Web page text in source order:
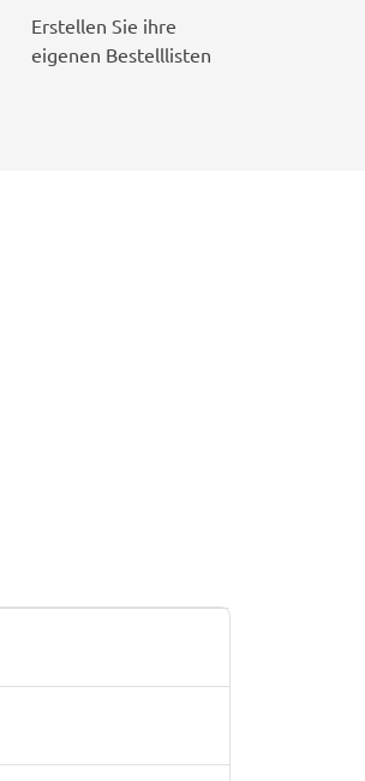
Erstellen Sie ihre
eigenen Bestelllisten